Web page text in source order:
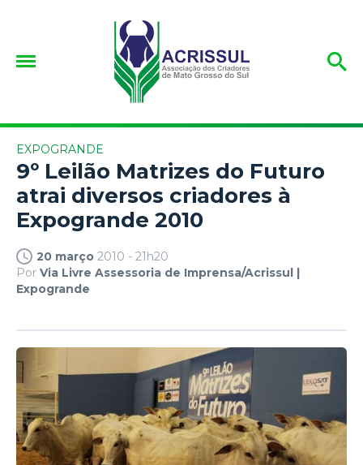
EXPOGRANDE
9º Leilão Matrizes do Futuro
atrai diversos criadores à
Expogrande 2010
20 março 2010 - 21h20
Por Via Livre Assessoria de Imprensa/Acrissul |
Expogrande